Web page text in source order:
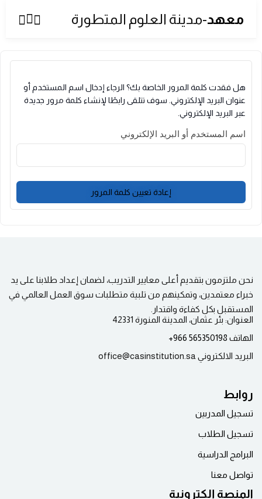
معهد-مدينة العلوم المتطورة
هل فقدت كلمة المرور الخاصة بك؟ الرجاء إدخال اسم المستخدم أو
عنوان البريد الإلكتروني. سوف تتلقى رابطًا لإنشاء كلمة مرور جديدة
عبر البريد الإلكتروني.
اسم المستخدم أو البريد الإلكتروني
إعادة تعيين كلمة المرور
نحن ملتزمون بتقديم أعلى معايير التدريب، لضمان إعداد طلابنا على يد
خبراء معتمدين، وتمكينهم من تلبية متطلبات سوق العمل العالمي في
المستقبل بكل كفاءة واقتدار.
العنوان: بئر عثمان، المدينة المنورة 42331
الهاتف 565350198 966+
البريد الالكتروني
روابط
تسجيل المدربين
تسجيل الطلاب
البرامج الدراسية
تواصل معنا
المنصة إلكترونية
Sign in
Sign up
Sign in
Remember me
Lost your password?
Sign up
Already have an account?Sign in